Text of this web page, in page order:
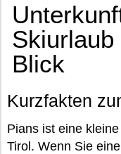
Skiurlaub
Blick
Kurzfakten
Pians ist eine
Tirol. Wenn Sie